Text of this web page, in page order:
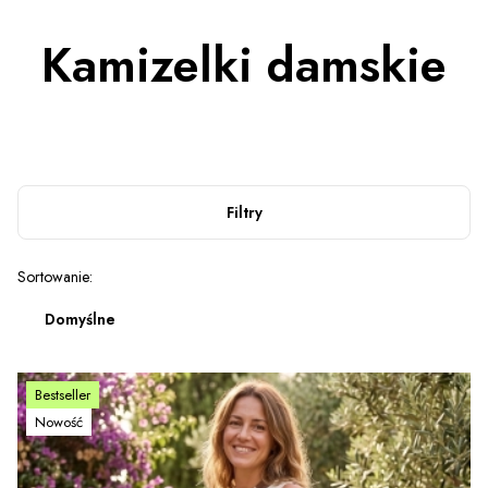
Kamizelki damskie
Filtry
Lista produktów
Sortowanie:
Domyślne
Bestseller
Nowość